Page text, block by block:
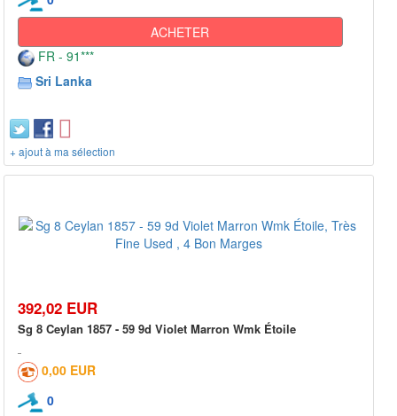
ACHETER
FR - 91***
Sri Lanka
+ ajout à ma sélection
392,02 EUR
Sg 8 Ceylan 1857 - 59 9d Violet Marron Wmk Étoile
0,00 EUR
0